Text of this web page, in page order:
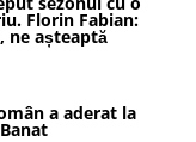
Florin Fabian:
ne așteaptă
a aderat la